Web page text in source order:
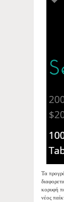
Τα
κορυφή
νέος